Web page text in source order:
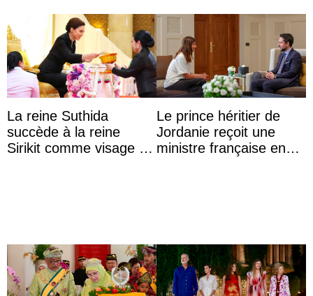
La reine Suthida
succède à la reine
Sirikit comme visage de
Le prince héritier de
Jordanie reçoit une
ministre française en